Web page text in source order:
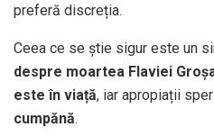
preferă discreția.
Ceea ce se știe sigur este un
despre moartea Flaviei
este în viață, iar apropiații
cumpănă.